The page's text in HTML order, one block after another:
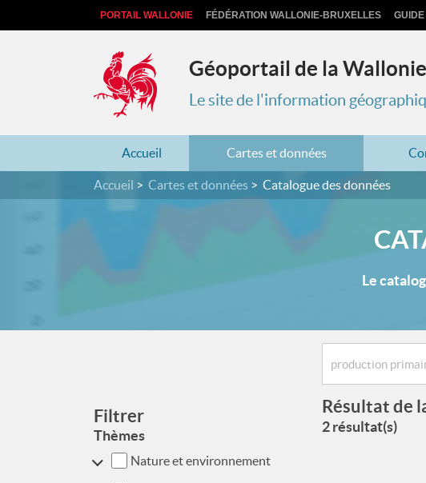
PORTAIL WALLONIE FÉDÉRATION WALLONIE-BRUXELLES
Géoportail de la Wallonie
Le site de l'information
Accueil Cartes et données
Accueil Cartes et données Catalogue des données
Le
Filtrer
Thèmes
Nature et environnement
Résultat de
2 résultat(s)